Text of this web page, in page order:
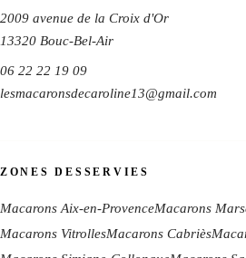
2009 avenue de la Croix d'Or
13320 Bouc-Bel-Air
06 22 22 19 09
lesmacaronsdecaroline13@gmail.com
ZONES DESSERVIES
Macarons Aix-en-ProvenceMacarons
Macarons VitrollesMacarons Cabriès